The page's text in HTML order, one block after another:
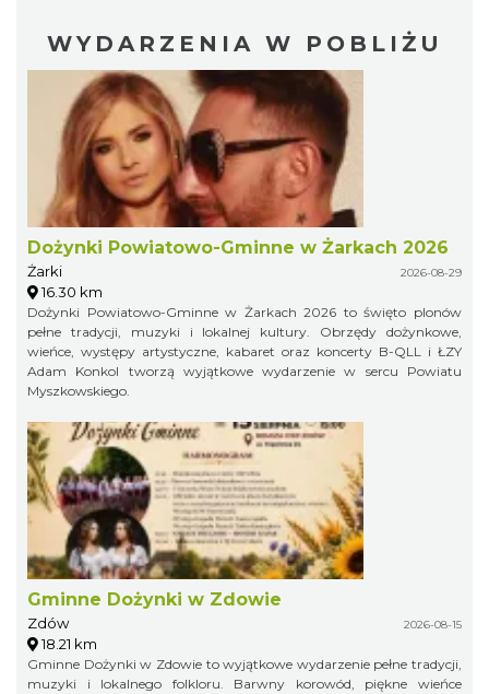
WYDARZENIA W POBLIŻU
Dożynki Powiatowo-Gminne w Żarkach 2026
Żarki 2026-08-29
16.30 km
Dożynki Powiatowo-Gminne w Żarkach 2026 to święto plonów
pełne tradycji, muzyki i lokalnej kultury. Obrzędy dożynkowe,
wieńce, występy artystyczne, kabaret oraz koncerty B-QLL i ŁZY
Adam Konkol tworzą wyjątkowe wydarzenie w sercu Powiatu
Myszkowskiego.
Gminne Dożynki w Zdowie
Zdów 2026-08-15
18.21 km
Gminne Dożynki w Zdowie to wyjątkowe wydarzenie pełne tradycji,
muzyki i lokalnego folkloru. Barwny korowód, piękne wieńce